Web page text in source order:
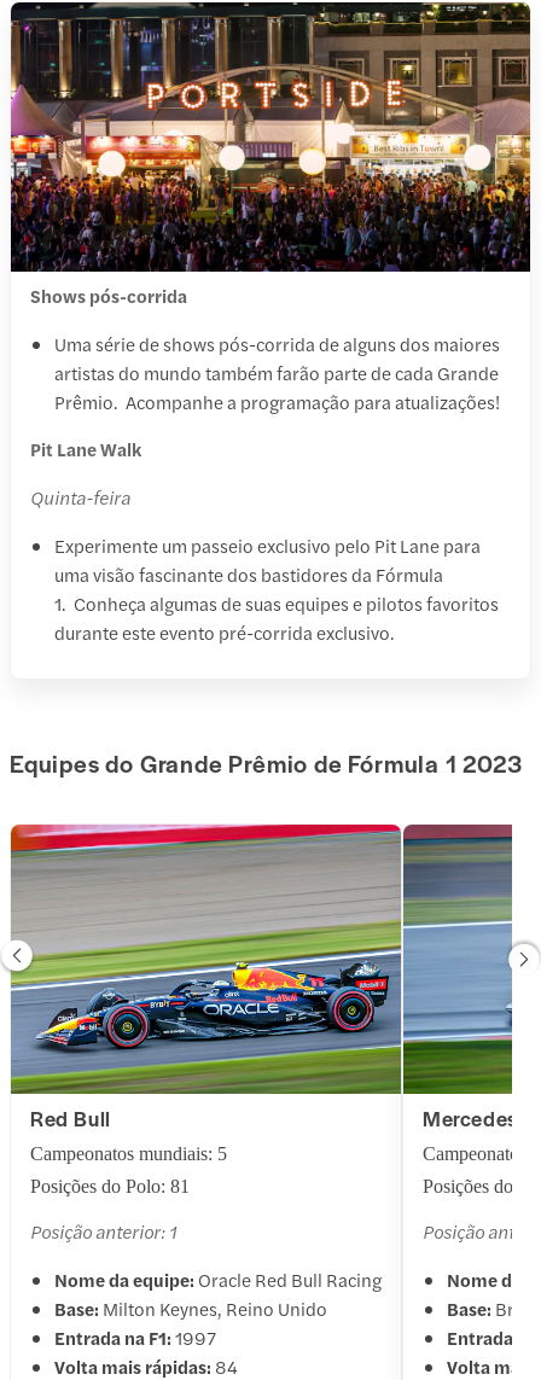
Shows pós-corrida
Uma série de shows pós-corrida de alguns dos maiores
artistas do mundo também farão parte de cada Grande
Prêmio. Acompanhe a programação para atualizações!
Pit Lane Walk
Quinta-feira
Experimente um passeio exclusivo pelo Pit Lane para
uma visão fascinante dos bastidores da Fórmula
1. Conheça algumas de suas equipes e pilotos favoritos
durante este evento pré-corrida exclusivo.
Equipes do Grande Prêmio de Fórmula 1 2023
Red Bull
Campeonatos mundiais: 5
Posições do Polo: 81
Posição anterior: 1
Nome da equipe: Oracle Red Bull Racing
Base: Milton Keynes, Reino Unido
Entrada na F1:1997
Volta mais rápidas: 84
Mercedes
Campeonatos
Posições do
Posição
Nome da
Base:
Entrada na
Volta mais